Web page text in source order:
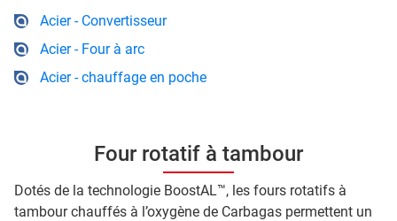
Acier - Convertisseur
Acier - Four à arc
Acier - chauffage en poche
Four rotatif à tambour
Dotés de la technologie BoostAL™, les fours rotatifs à
tambour chauffés à l’oxygène de Carbagas permettent un